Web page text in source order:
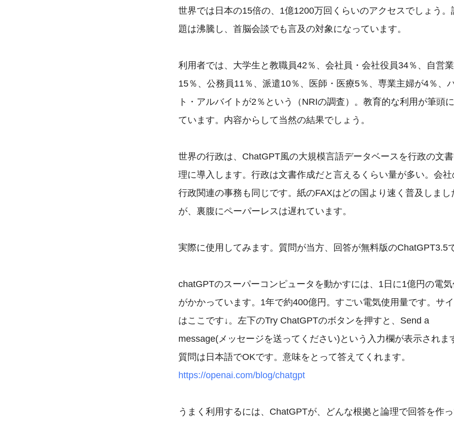
世界では日本の15倍の、1億1200万回くらいのアクセスでしょう。
題は沸騰し、首脳会談でも言及の対象になっています。
利用者では、大学生と教職員42％、会社員・会社役員34％、自営業
15％、公務員11％、派遣10％、医師・医療5％、専業主婦が4％、
ト・アルバイトが2％という（NRIの調査）。教育的な利用が筆頭
ています。内容からして当然の結果でしょう。
世界の行政は、ChatGPT風の大規模言語データベースを行政の文
理に導入します。行政は文書作成だと言えるくらい量が多い。会社
行政関連の事務も同じです。紙のFAXはどの国より速く普及しまし
が、裏腹にペーパーレスは遅れています。
実際に使用してみます。質問が当方、回答が無料版のChatGPT3.5
chatGPTのスーパーコンピュータを動かすには、1日に1億円の電
がかかっています。1年で約400億円。すごい電気使用量です。サイ
はここです↓。左下のTry ChatGPTのボタンを押すと、Send a
message(メッセージを送ってください)という入力欄が表示されま
https://openai.com/blog/chatgpt